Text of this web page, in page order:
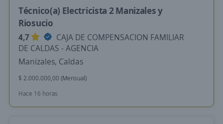
Técnico(a) Electricista 2 Manizales y
Riosucio
4,7
CAJA DE COMPENSACION FAMILIAR
DE CALDAS - AGENCIA
Manizales, Caldas
$ 2.000.000,00 (Mensual)
Hace 16 horas